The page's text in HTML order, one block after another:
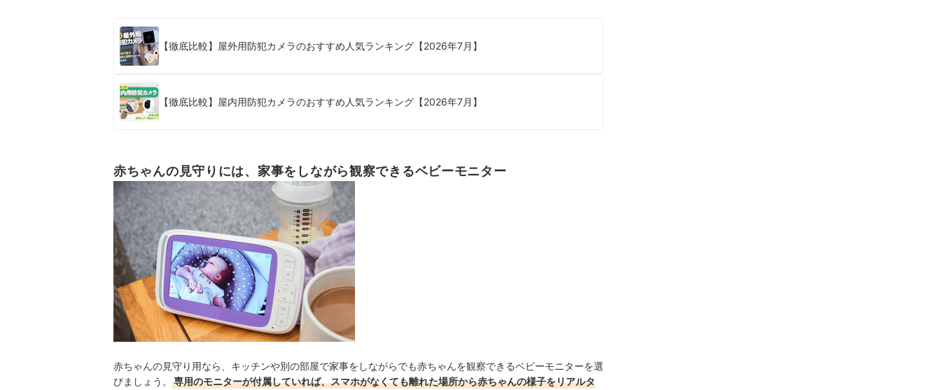
【徹底比較】屋外用防犯カメラのおすすめ人気ランキング【2026年7月】
【徹底比較】屋内用防犯カメラのおすすめ人気ランキング【2026年7月】
赤ちゃんの見守りには、家事をしながら観察できるベビーモニター
赤ちゃんの見守り用なら、キッチンや別の部屋で家事をしながらでも赤ちゃんを観察できるベビーモニターを選
びましょう。
専用のモニターが付属していれば、スマホがなくても離れた場所から赤ちゃんの様子をリアルタ